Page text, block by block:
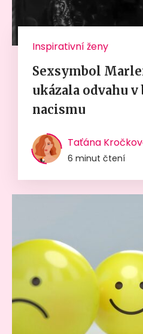
Inspirativní ženy
Sexsymbol
ukázala odvahu
nacismu
Taťána
6 minut čtení